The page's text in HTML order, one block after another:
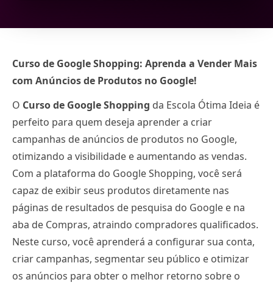
Curso de Google Shopping: Aprenda a Vender Mais
com Anúncios de Produtos no Google!
O Curso de Google Shopping da Escola Ótima Ideia é
perfeito para quem deseja aprender a criar
campanhas de anúncios de produtos no Google,
otimizando a visibilidade e aumentando as vendas.
Com a plataforma do Google Shopping, você será
capaz de exibir seus produtos diretamente nas
páginas de resultados de pesquisa do Google e na
aba de Compras, atraindo compradores qualificados.
Neste curso, você aprenderá a configurar sua conta,
criar campanhas, segmentar seu público e otimizar
os anúncios para obter o melhor retorno sobre o